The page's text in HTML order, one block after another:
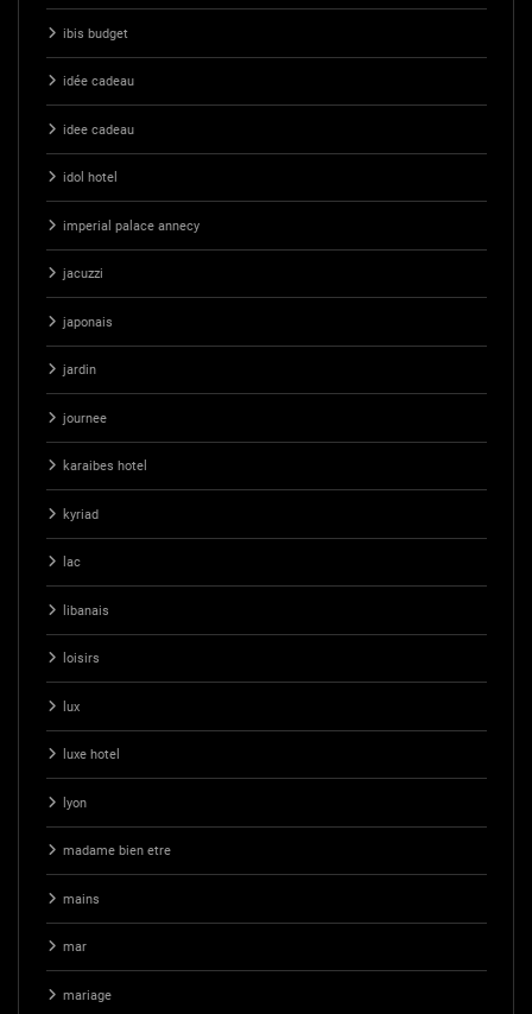
ibis budget
idée cadeau
idee cadeau
idol hotel
imperial palace annecy
jacuzzi
japonais
jardin
journee
karaibes hotel
kyriad
lac
libanais
loisirs
lux
luxe hotel
lyon
madame bien etre
mains
mar
mariage